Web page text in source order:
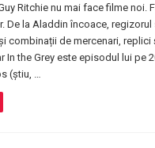
Ritchie nu mai face filme noi.
De la Aladdin încoace,
combinații de mercenari,
In the Grey este episodul lui pe
(știu, …